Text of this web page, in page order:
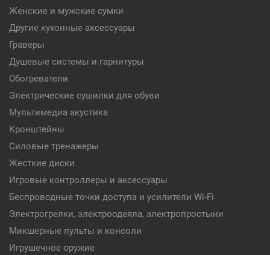
Женские и мужские сумки
Другие кухонные аксессуары
Граверы
Душевые системы и гарнитуры
Обогреватели
Электрические сушилки для обуви
Мультимедиа акустика
Кронштейны
Силовые тренажеры
Жесткие диски
Игровые контроллеры и аксессуары
Беспроводные точки доступа и усилители Wi-Fi
Электрогрелки, электроодеяла, электропростыни
Микшерные пульты и консоли
Игрушечное оружие